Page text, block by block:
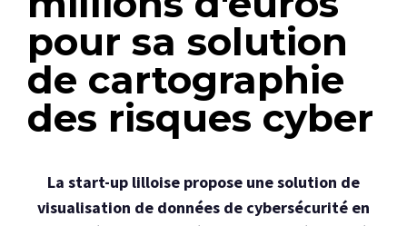
pour sa solution
de cartographie
des risques cyber
La start-up lilloise propose une solution de
visualisation de données de cybersécurité en